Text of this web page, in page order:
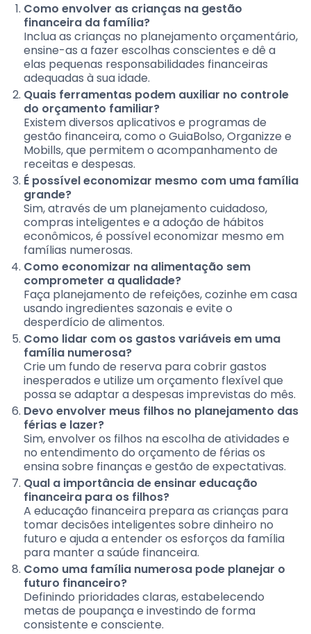
Como envolver as crianças na gestão
financeira da família?
Inclua as crianças no planejamento orçamentário,
ensine-as a fazer escolhas conscientes e dê a
elas pequenas responsabilidades financeiras
adequadas à sua idade.
Quais ferramentas podem auxiliar no controle
do orçamento familiar?
Existem diversos aplicativos e programas de
gestão financeira, como o GuiaBolso, Organizze e
Mobills, que permitem o acompanhamento de
receitas e despesas.
É possível economizar mesmo com uma família
grande?
Sim, através de um planejamento cuidadoso,
compras inteligentes e a adoção de hábitos
econômicos, é possível economizar mesmo em
famílias numerosas.
Como economizar na alimentação sem
comprometer a qualidade?
Faça planejamento de refeições, cozinhe em casa
usando ingredientes sazonais e evite o
desperdício de alimentos.
Como lidar com os gastos variáveis em uma
família numerosa?
Crie um fundo de reserva para cobrir gastos
inesperados e utilize um orçamento flexível que
possa se adaptar a despesas imprevistas do mês.
Devo envolver meus filhos no planejamento das
férias e lazer?
Sim, envolver os filhos na escolha de atividades e
no entendimento do orçamento de férias os
ensina sobre finanças e gestão de expectativas.
Qual a importância de ensinar educação
financeira para os filhos?
A educação financeira prepara as crianças para
tomar decisões inteligentes sobre dinheiro no
futuro e ajuda a entender os esforços da família
para manter a saúde financeira.
Como uma família numerosa pode planejar o
futuro financeiro?
Definindo prioridades claras, estabelecendo
metas de poupança e investindo de forma
consistente e consciente.